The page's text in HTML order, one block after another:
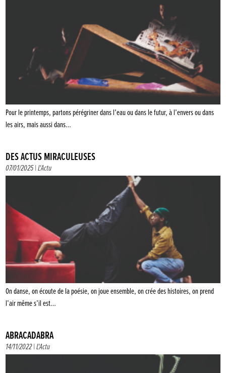
Pour le printemps, partons pérégriner dans l’eau ou dans le futur, à l’envers ou dans
les airs, mais aussi dans…
DES ACTUS MIRACULEUSES
07/01/2025 |L'Actu
On danse, on écoute de la poésie, on joue ensemble, on crée des histoires, on prend
l’air même s’il est…
ABRACADABRA
14/11/2022 |L'Actu